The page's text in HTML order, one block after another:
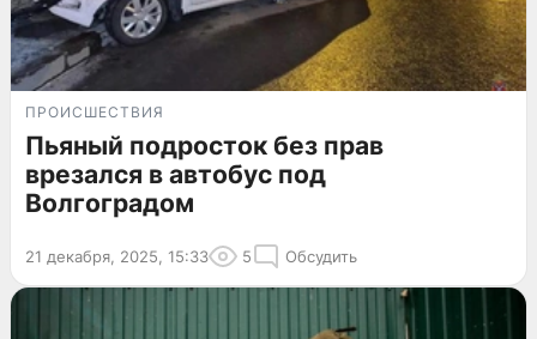
ПРОИСШЕСТВИЯ
Пьяный подросток без прав
врезался в автобус под
Волгоградом
21 декабря, 2025, 15:33 5 Обсудить